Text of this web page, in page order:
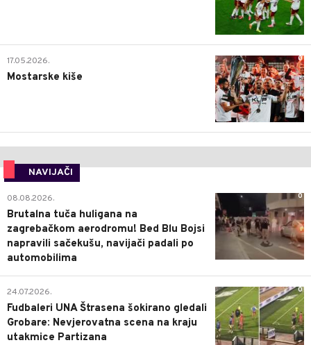
0
17.05.2026.
Mostarske kiše
NAVIJAČI
0
08.08.2026.
Brutalna tuča huligana na
zagrebačkom aerodromu! Bed Blu Bojsi
napravili sačekušu, navijači padali po
automobilima
0
24.07.2026.
Fudbaleri UNA Štrasena šokirano gledali
Grobare: Nevjerovatna scena na kraju
utakmice Partizana